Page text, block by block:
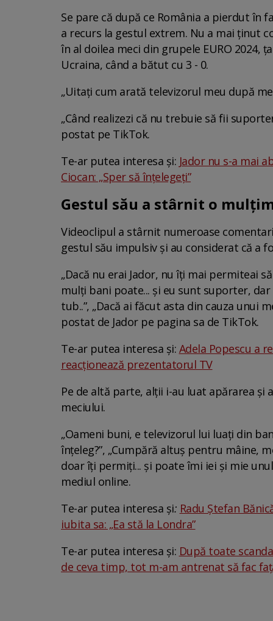
Se pare că după ce România a pierdut în
a recurs la gestul extrem. Nu a mai ținut
în al doilea meci din grupele EURO 2024,
Ucraina, când a bătut cu 3 - 0.
„Uitați cum arată televizorul meu după
„Când realizezi că nu trebuie să fii
postat pe TikTok.
Te-ar putea interesa și: Jador nu s-a mai
Ciocan: „Sper să înțelegeți”
Gestul său a stârnit o
Videoclipul a stârnit numeroase
gestul său impulsiv și au considerat că a
„Dacă nu erai Jador, nu îți mai permiteai
mulți bani poate... și eu sunt suporter,
tub..”, „Dacă ai făcut asta din cauza unui
postat de Jador pe pagina sa de TikTok.
Te-ar putea interesa și: Adela Popescu a
reacționează prezentatorul TV
Pe de altă parte, alții i-au luat apărarea
meciului.
„Oameni buni, e televizorul lui luați din
înțeleg?”, „Cumpără altuș pentru mâine,
doar îți permiți... și poate îmi iei și mie
mediul online.
Te-ar putea interesa și: Radu Ștefan
iubita sa: „Ea stă la Londra”
Te-ar putea interesa și: După toate
de ceva timp, tot m-am antrenat să fac